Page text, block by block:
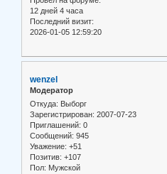
12 дней 4 часа
Последний визит:
2026-01-05 12:59:20
wenzel
Модератор
Откуда: Выборг
Зарегистрирован: 2007-07-23
Приглашений: 0
Сообщений: 945
Уважение: +51
Позитив: +107
Пол: Мужской